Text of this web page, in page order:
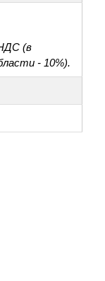
(в
- 10%).